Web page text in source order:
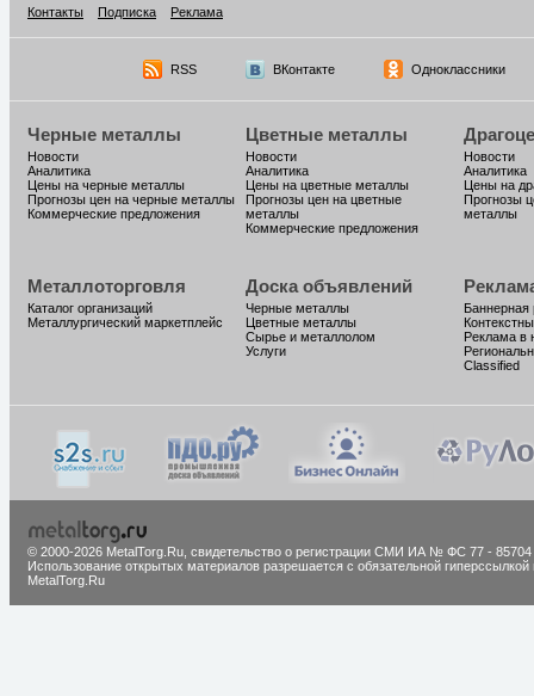
Контакты
Подписка Реклама
RSS ВКонтакте Одноклассники
Черные металлы
Новости
Аналитика
Цены на черные металлы
Прогнозы цен на черные металлы
Коммерческие предложения
Цветные металлы
Новости
Аналитика
Цены на цветные металлы
Прогнозы цен на цветные
металлы
Коммерческие предложения
Новости
Аналитика
Цены на
Прогнозы
металлы
Металлоторговля
Каталог организаций
Металлургический маркетплейс
Доска объявлений
Черные металлы
Цветные металлы
Сырье и металлолом
Услуги
Баннерная
Реклама в
Classified
© 2000-2026 MetalTorg.Ru, cвидетельство о регистрации СМИ ИА № ФС 77 - 85704
Использование открытых материалов разрешается с обязательной гиперссылкой
MetalTorg.Ru